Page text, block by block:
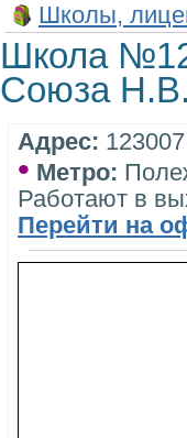
Школы,
Школа
Союза
Адрес:
• Метро:
Работают в
Перейти на